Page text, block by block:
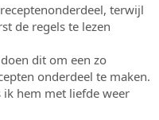
terwijl
de regels te lezen
dit om een zo
onderdeel te maken.
ik hem met liefde weer